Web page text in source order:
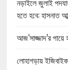
নড়াইলে জুলাই
হতে হবে: হাসনাত
আজ‘সাজ্জাদ’র গায়ে
লোহাগড়ায়